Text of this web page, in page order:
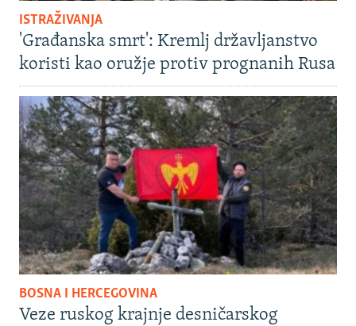
ISTRAŽIVANJA
'Građanska smrt': Kremlj državljanstvo
koristi kao oružje protiv prognanih Rusa
BOSNA I HERCEGOVINA
Veze ruskog krajnje desničarskog